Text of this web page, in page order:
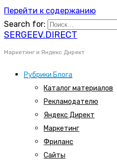
Перейти к содержанию
Search for:
SERGEEV.DIRECT
Маркетинг и Яндекс Директ
Рубрики Блога
Каталог материалов
Рекламодателю
Яндекс Директ
Маркетинг
Фриланс
Сайты